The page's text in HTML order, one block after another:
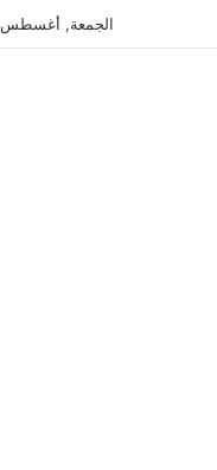
الجمعة, أغسطس 7 2026